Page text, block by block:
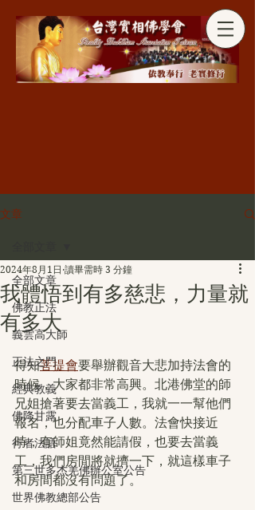
分享
文章
全部文章
佛教正法
義雲高大師
正法之門
經典教義
佛降甘露
行者法語
第三世多杰羌佛辦公室公告
世界佛教總部公告
我體悟到有多慈悲，力量就
有多大
2024年8月1日 讀畢需時 3 分鐘
得知菩提會要舉辦觀音大悲加持法會的
時候，大家都非常高興。北港佛堂的師
兄姐搶著要去當義工，我就一一幫他們
報名，也分配車子人數。法會快接近
時，有師姐竟然能請假，也要去當義
工，我們房間將就擠一下，就這樣車子
和房間都沒有問題了。